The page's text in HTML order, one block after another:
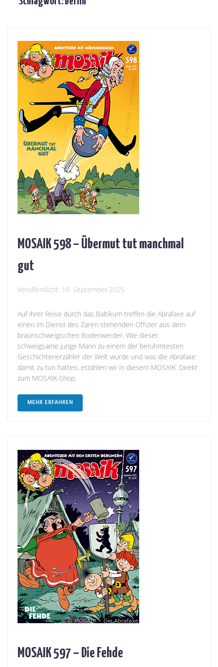
MOSAIK 598 – Übermut tut manchmal
gut
Veröffentlicht: 19. September 2025
Auf ihrer Reise durch das Baltikum treffen die Abrafaxe auf
einen im Dienst des Zaren stehenden Offizier aus dem
braunschweigischen Bodenwerder. Wie dieser
schweigsame junge Mann zu einem der berühmtesten
Geschichtenerzähler der Welt wurde und was die Abrafaxe
damit zu tun hatten, erzählen wir in diesem MOSAIK. Direkt
zum MOSAIK-Shop.
MEHR ERFAHREN
MOSAIK 597 – Die Fehde